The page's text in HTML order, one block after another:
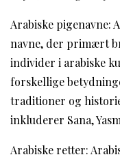
Arabiske pigenavne:
navne, der primært
individer i arabiske
forskellige
traditioner og
inkluderer Sana,
Arabiske retter: